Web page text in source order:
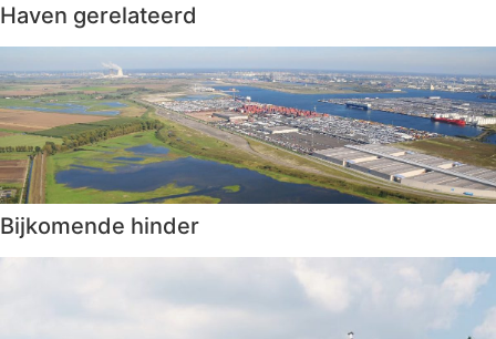
Haven gerelateerd
Bijkomende hinder